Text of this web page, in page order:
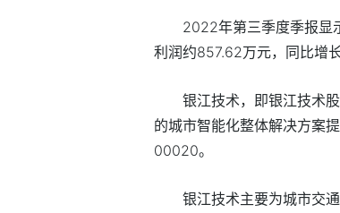
2022年第三季度季报显
利润约857.62万元，同比增
银江技术，即银江技术
的城市智能化整体解决方案
00020。
银江技术主要为城市交